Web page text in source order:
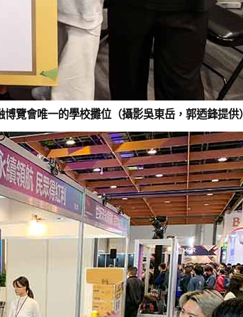
覽會唯一的學校攤位（攝影吳東岳，郭迺鋒提供